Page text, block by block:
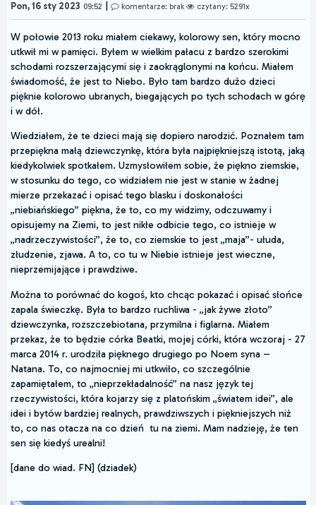
Pon, 16 sty 2023 09:52 komentarze: brak czytany: 5291x
W połowie 2013 roku miałem ciekawy, kolorowy sen, który mocno
utkwił mi w pamięci. Byłem w wielkim pałacu z bardzo szerokimi
schodami rozszerzającymi się i zaokrąglonymi na końcu. Miałem
świadomość, że jest to Niebo. Było tam bardzo dużo dzieci
pięknie kolorowo ubranych, biegających po tych schodach w górę
i w dół.
Wiedziałem, że te dzieci mają się dopiero narodzić. Poznałem tam
przepiękna małą dziewczynkę, która była najpiękniejszą istotą, jaką
kiedykolwiek spotkałem. Uzmysłowiłem sobie, że piękno ziemskie,
w stosunku do tego, co widziałem nie jest w stanie w żadnej
mierze przekazać i opisać tego blasku i doskonałości
„niebiańskiego” piękna, że to, co my widzimy, odczuwamy i
opisujemy na Ziemi, to jest nikłe odbicie tego, co istnieje w
„nadrzeczywistości”, że to, co ziemskie to jest „maja”- ułuda,
złudzenie, zjawa. A to, co tu w Niebie istnieje jest wieczne,
nieprzemijające i prawdziwe.
Można to porównać do kogoś, kto chcąc pokazać i opisać słońce
zapala świeczkę. Była to bardzo ruchliwa - „jak żywe złoto”
dziewczynka, rozszczebiotana, przymilna i figlarna. Miałem
przekaz, że to będzie córka Beatki, mojej córki, która wczoraj - 27
marca 2014 r. urodziła pięknego drugiego po Noem syna –
Natana. To, co najmocniej mi utkwiło, co szczególnie
zapamiętałem, to „nieprzekładalność” na nasz język tej
rzeczywistości, która kojarzy się z platońskim „światem idei”, ale
idei i bytów bardziej realnych, prawdziwszych i piękniejszych niż
to, co nas otacza na co dzień tu na ziemi. Mam nadzieję, że ten
sen się kiedyś urealni!
[dane do wiad. FN] (dziadek)